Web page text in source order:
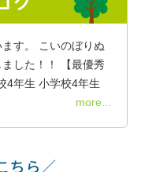
す。 こいのぼりぬ
した！！ 【最優秀
4年生 小学校4年生
more...